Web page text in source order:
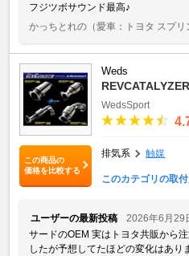
フジツボサウンド最高♪
かっちとれの （愛車：トヨタ スプリ
この商品の
価格を比較する
Weds
REVCATALYZER
WedsSport
排気系 触媒
このカテゴリの取
ユーザーの最新投稿
2026年6月29
サードのOEM 実はトヨタ共販から
したが予想してたほどの変化はあり